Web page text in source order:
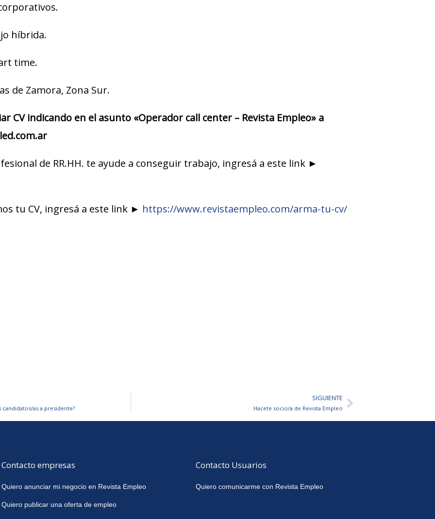
híbrida.
time.
de Zamora, Zona Sur.
CV indicando en el asunto «Operador call center – Revista Empleo» a
de RR.HH. te ayude a conseguir trabajo, ingresá a este link ►
tu CV, ingresá a este link ► https://www.revistaempleo.com/arma-tu-cv/
as a presidente?
SIGUIENTE
Hacete socio/a de Revista EmpleoSiguiente
Contacto empresas
Quiero anunciar mi negocio en Revista Empleo
Quiero publicar una oferta de empleo
Contacto Usuarios
Quiero comunicarme con Revista Empleo